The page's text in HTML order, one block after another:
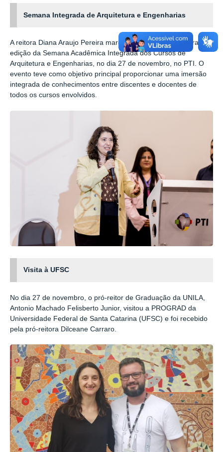
Semana Integrada de Arquitetura e Engenharias
A reitora Diana Araujo Pereira marcou presença na primeira
edição da Semana Acadêmica Integrada dos Cursos de
Arquitetura e Engenharias, no dia 27 de novembro, no PTI. O
evento teve como objetivo principal proporcionar uma imersão
integrada de conhecimentos entre discentes e docentes de
todos os cursos envolvidos.
Visita à UFSC
No dia 27 de novembro, o pró-reitor de Graduação da UNILA,
Antonio Machado Felisberto Junior, visitou a PROGRAD da
Universidade Federal de Santa Catarina (UFSC) e foi recebido
pela pró-reitora Dilceane Carraro.